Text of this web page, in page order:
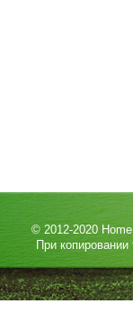
© 2012-2020
При